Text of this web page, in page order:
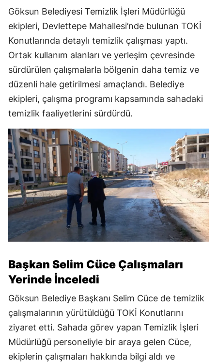
Göksun Belediyesi Temizlik İşleri Müdürlüğü
ekipleri, Devlettepe Mahallesi’nde bulunan TOKİ
Konutlarında detaylı temizlik çalışması yaptı.
Ortak kullanım alanları ve yerleşim çevresinde
sürdürülen çalışmalarla bölgenin daha temiz ve
düzenli hale getirilmesi amaçlandı. Belediye
ekipleri, çalışma programı kapsamında sahadaki
temizlik faaliyetlerini sürdürdü.
Başkan Selim Cüce Çalışmaları
Yerinde İnceledi
Göksun Belediye Başkanı Selim Cüce de temizlik
çalışmalarının yürütüldüğü TOKİ Konutlarını
ziyaret etti. Sahada görev yapan Temizlik İşleri
Müdürlüğü personeliyle bir araya gelen Cüce,
ekiplerin çalışmaları hakkında bilgi aldı ve